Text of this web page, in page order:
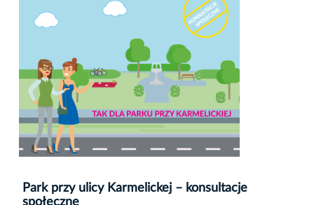
Park przy ulicy Karmelickej – konsultacje
społeczne